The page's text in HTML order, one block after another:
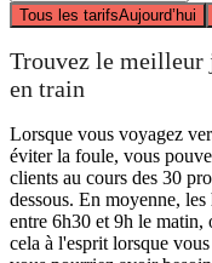
Tous les tarifsAujourd’hui
Trouvez le meilleur
en train
Lorsque vous voyagez
éviter la foule, vous
clients au cours des 30
dessous. En moyenne,
entre 6h30 et 9h le matin,
cela à l'esprit lorsque